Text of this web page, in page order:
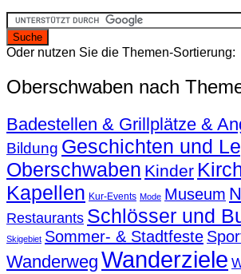
Oder nutzen Sie die Themen-Sortierung:
Oberschwaben nach
Badestellen & Grillplätze &
Bildung Geschichten und
Oberschwaben Kinder
Kapellen Kur-Events Mode Museum
Restaurants Schlösser und
Skigebiet Sommer- & Stadtfeste
Wanderweg Wanderziele